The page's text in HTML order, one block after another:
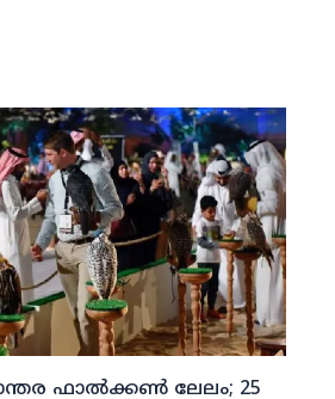
ഫാല്‍ക്കണ്‍ ലേലം; 25